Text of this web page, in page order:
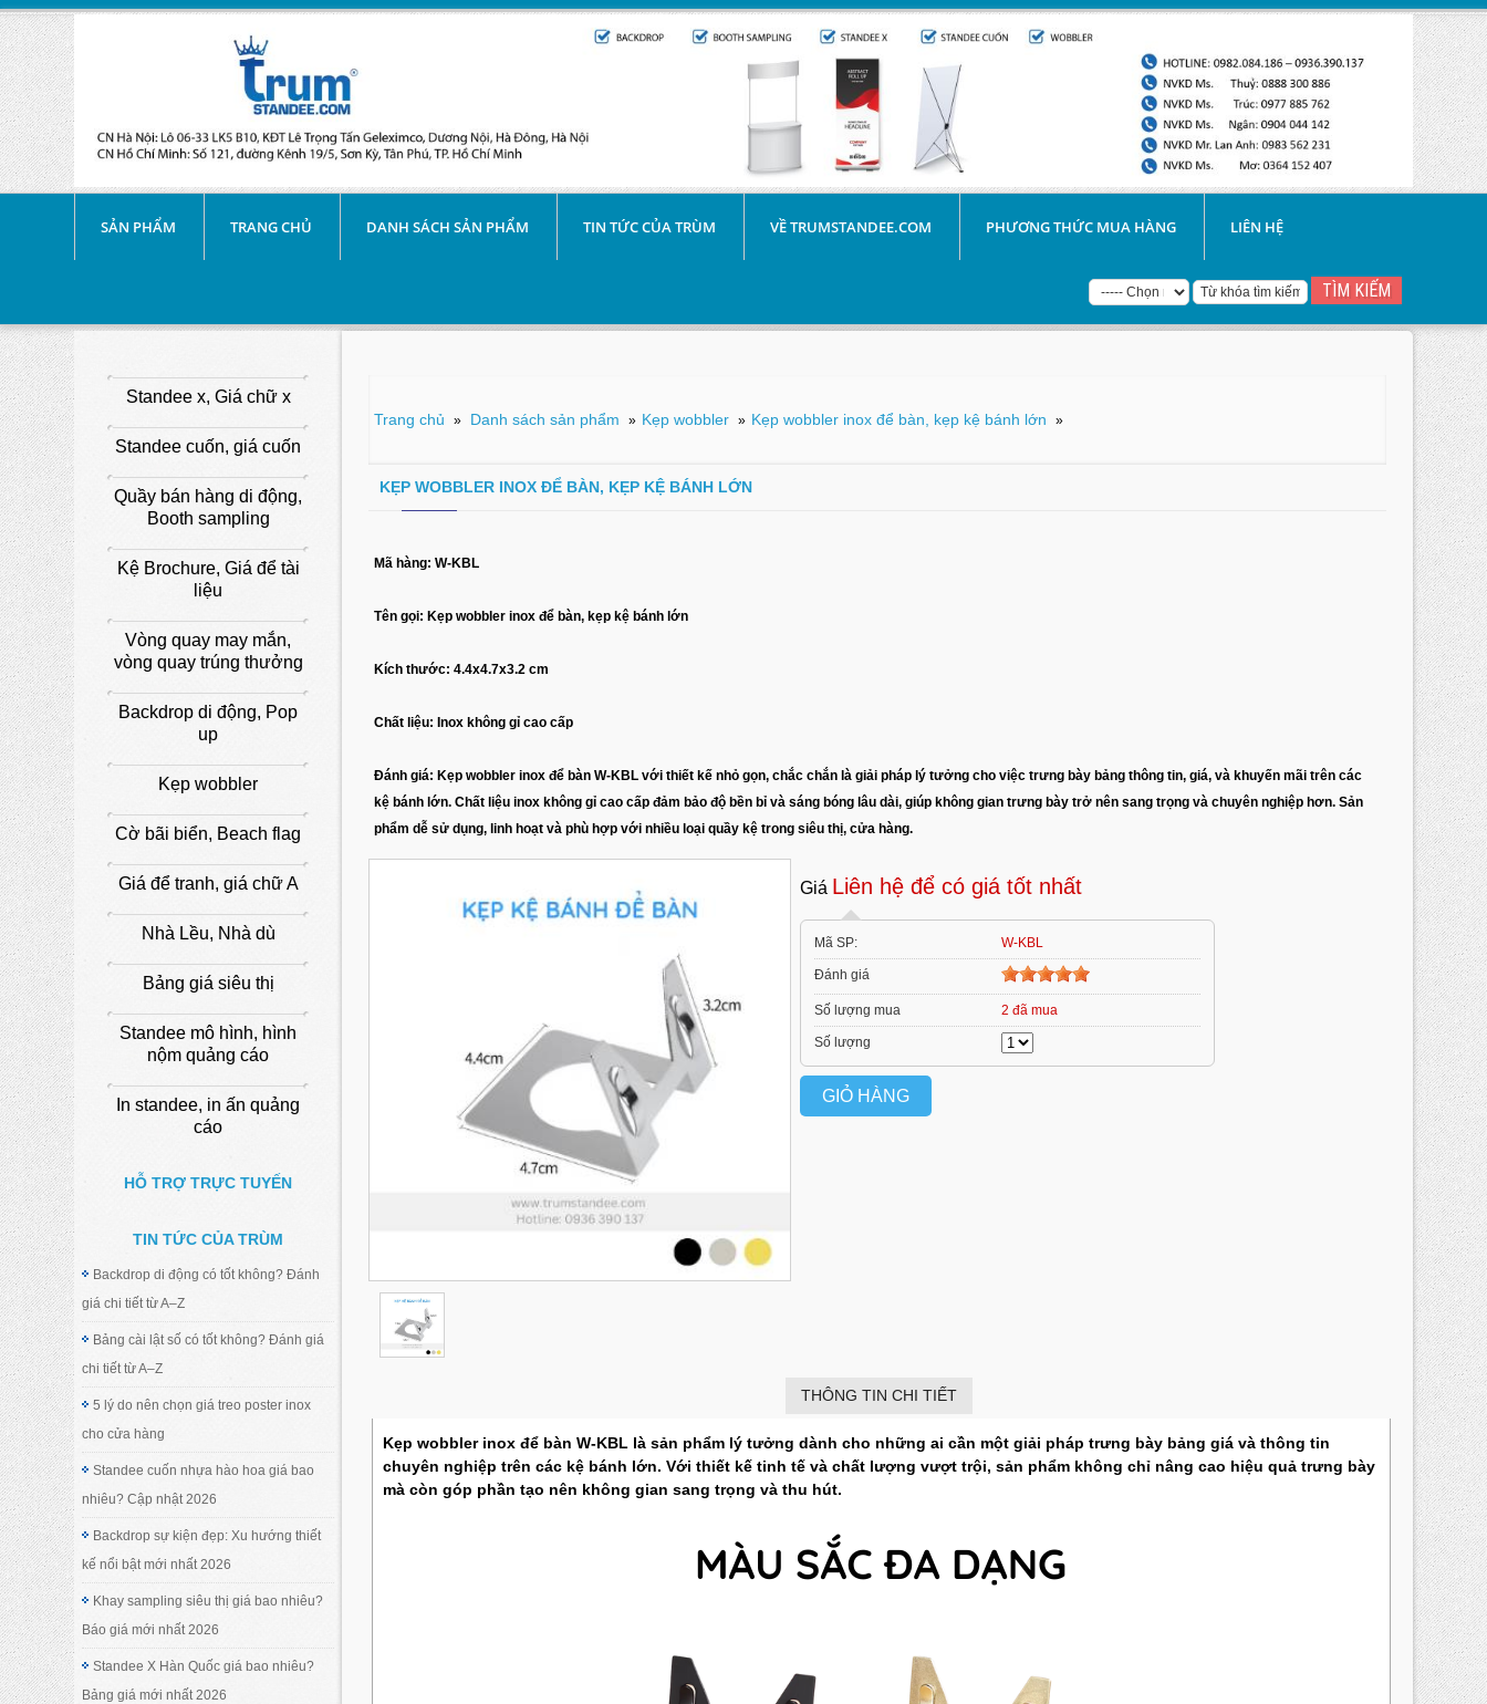
SẢN PHẨM TRANG CHỦ DANH SÁCH SẢN PHẨM TIN TỨC CỦA TRÙM VỀ TRUMSTANDEE.COM PHƯƠNG THỨC MUA HÀNG LIÊN HỆ
Standee x, Giá chữ x
Standee cuốn, giá cuốn
Quầy bán hàng di động,
Booth sampling
Kệ Brochure, Giá để tài
liệu
Vòng quay may mắn,
vòng quay trúng thưởng
Backdrop di động, Pop
up
Kẹp wobbler
Cờ bãi biển, Beach flag
Giá để tranh, giá chữ A
Nhà Lều, Nhà dù
Bảng giá siêu thị
Standee mô hình, hình
nộm quảng cáo
In standee, in ấn quảng
cáo
HỖ TRỢ TRỰC TUYẾN
TIN TỨC CỦA TRÙM
Backdrop di động có tốt không? Đánh
giá chi tiết từ A–Z
Bảng cài lật số có tốt không? Đánh giá
chi tiết từ A–Z
5 lý do nên chọn giá treo poster inox
cho cửa hàng
Standee cuốn nhựa hào hoa giá bao
nhiêu? Cập nhật 2026
Backdrop sự kiện đẹp: Xu hướng thiết
kế nổi bật mới nhất 2026
Khay sampling siêu thị giá bao nhiêu?
Báo giá mới nhất 2026
Standee X Hàn Quốc giá bao nhiêu?
Bảng giá mới nhất 2026
Trang chủ » Danh sách sản phẩm » Kẹp wobbler » Kẹp wobbler inox để bàn, kẹp kệ bánh lớn »
KẸP WOBBLER INOX ĐỂ BÀN, KẸP KỆ BÁNH LỚN
Mã hàng: W-KBL
Tên gọi: Kẹp wobbler inox để bàn, kẹp kệ bánh lớn
Kích thước: 4.4x4.7x3.2 cm
Chất liệu: Inox không gỉ cao cấp
Đánh giá: Kẹp wobbler inox để bàn W-KBL với thiết kế nhỏ gọn, chắc chắn là giải pháp lý tưởng cho việc trưng bày bảng thông tin, giá, và khuyến mãi trên các
kệ bánh lớn. Chất liệu inox không gỉ cao cấp đảm bảo độ bền bỉ và sáng bóng lâu dài, giúp không gian trưng bày trở nên sang trọng và chuyên nghiệp hơn. Sản
phẩm dễ sử dụng, linh hoạt và phù hợp với nhiều loại quầy kệ trong siêu thị, cửa hàng.
Giá Liên hệ để có giá tốt nhất
Mã SP: W-KBL
Đánh giá
Số lượng mua 2 đã mua
Số lượng
GIỎ HÀNG
THÔNG TIN CHI TIẾT
Kẹp wobbler inox để bàn W-KBL là sản phẩm lý tưởng dành cho những ai cần một giải pháp trưng bày bảng giá và thông tin
chuyên nghiệp trên các kệ bánh lớn. Với thiết kế tinh tế và chất lượng vượt trội, sản phẩm không chỉ nâng cao hiệu quả trưng bày
mà còn góp phần tạo nên không gian sang trọng và thu hút.